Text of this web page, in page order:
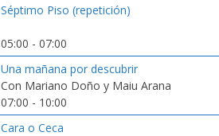
Séptimo Piso (repetición)
05:00 - 07:00
Una mañana por descubrir
Con Mariano Doño y Maiu Arana
07:00 - 10:00
Cara o Ceca